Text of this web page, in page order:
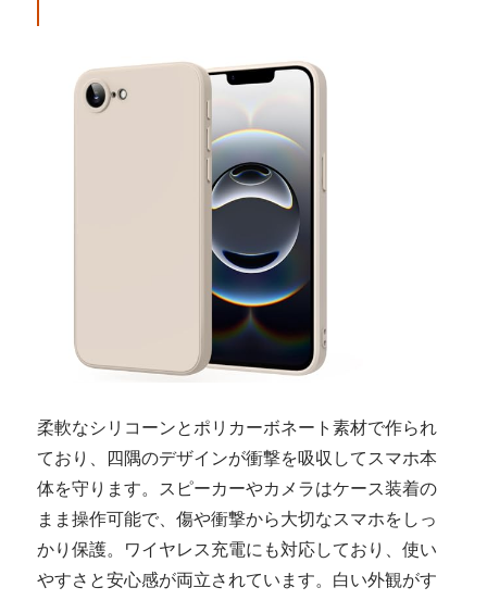
柔軟なシリコーンとポリカーボネート素材で作られ
ており、四隅のデザインが衝撃を吸収してスマホ本
体を守ります。スピーカーやカメラはケース装着の
まま操作可能で、傷や衝撃から大切なスマホをしっ
かり保護。ワイヤレス充電にも対応しており、使い
やすさと安心感が両立されています。白い外観がす